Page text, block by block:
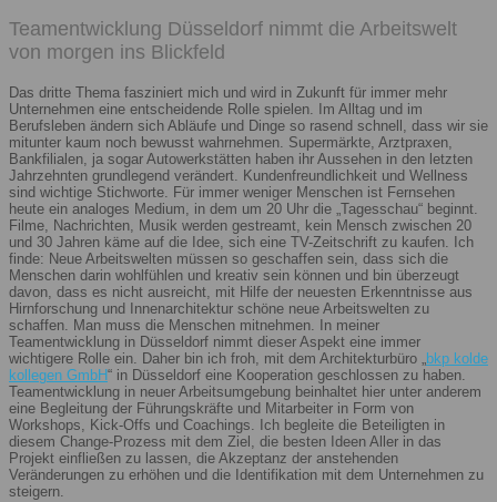
Teamentwicklung Düsseldorf nimmt die Arbeitswelt
von morgen ins Blickfeld
Das dritte Thema fasziniert mich und wird in Zukunft für immer mehr
Unternehmen eine entscheidende Rolle spielen. Im Alltag und im
Berufsleben ändern sich Abläufe und Dinge so rasend schnell, dass wir sie
mitunter kaum noch bewusst wahrnehmen. Supermärkte, Arztpraxen,
Bankfilialen, ja sogar Autowerkstätten haben ihr Aussehen in den letzten
Jahrzehnten grundlegend verändert. Kundenfreundlichkeit und Wellness
sind wichtige Stichworte. Für immer weniger Menschen ist Fernsehen
heute ein analoges Medium, in dem um 20 Uhr die „Tagesschau“ beginnt.
Filme, Nachrichten, Musik werden gestreamt, kein Mensch zwischen 20
und 30 Jahren käme auf die Idee, sich eine TV-Zeitschrift zu kaufen. Ich
finde: Neue Arbeitswelten müssen so geschaffen sein, dass sich die
Menschen darin wohlfühlen und kreativ sein können und bin überzeugt
davon, dass es nicht ausreicht, mit Hilfe der neuesten Erkenntnisse aus
Hirnforschung und Innenarchitektur schöne neue Arbeitswelten zu
schaffen. Man muss die Menschen mitnehmen. In meiner
Teamentwicklung in Düsseldorf nimmt dieser Aspekt eine immer
wichtigere Rolle ein. Daher bin ich froh, mit dem Architekturbüro „bkp kolde
kollegen GmbH“ in Düsseldorf eine Kooperation geschlossen zu haben.
Teamentwicklung in neuer Arbeitsumgebung beinhaltet hier unter anderem
eine Begleitung der Führungskräfte und Mitarbeiter in Form von
Workshops, Kick-Offs und Coachings. Ich begleite die Beteiligten in
diesem Change-Prozess mit dem Ziel, die besten Ideen Aller in das
Projekt einfließen zu lassen, die Akzeptanz der anstehenden
Veränderungen zu erhöhen und die Identifikation mit dem Unternehmen zu
steigern.